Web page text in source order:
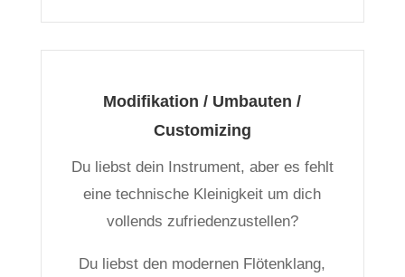
Modifikation / Umbauten /
Customizing
Du liebst dein Instrument, aber es fehlt
eine technische Kleinigkeit um dich
vollends zufriedenzustellen?
Du liebst den modernen Flötenklang,